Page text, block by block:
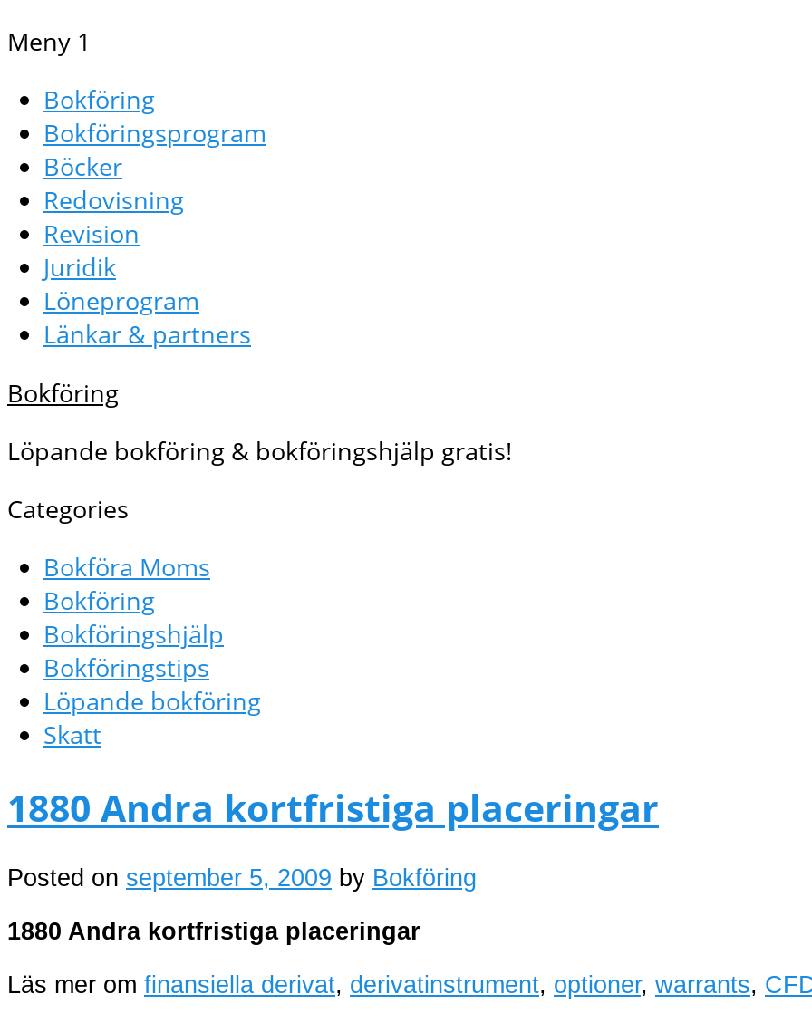
Meny 1
Bokföring
Bokföringsprogram
Böcker
Redovisning
Revision
Juridik
Löneprogram
Länkar & partners
Bokföring
Löpande bokföring & bokföringshjälp gratis!
Categories
Bokföra Moms
Bokföring
Bokföringshjälp
Bokföringstips
Löpande bokföring
Skatt
1880 Andra kortfristiga placeringar
Posted on september 5, 2009 by Bokföring
1880 Andra kortfristiga placeringar
Läs mer om finansiella derivat, derivatinstrument, optioner, warrants,